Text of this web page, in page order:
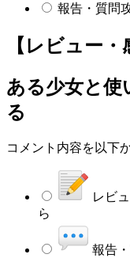
報告・質問
【レビュー・
ある少女と使
る
コメント内容を以下
レビ
ら
報告